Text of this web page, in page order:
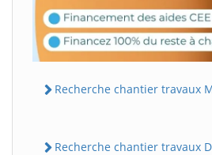
Recherche chantier travaux
Recherche chantier travaux